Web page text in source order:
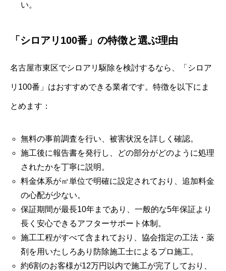
い。
「シロアリ100番」の特徴と選ぶ理由
名古屋市東区でシロアリ駆除を検討するなら、「シロア
リ100番」はおすすめできる業者です。特徴を以下にま
とめます：
無料の事前調査を行い、被害状況を詳しく確認。
施工後に報告書を発行し、どの部分がどのように処理
されたかを丁寧に説明。
料金体系が㎡単位で明確に設定されており、追加料金
の心配が少ない。
保証期間が最長10年まであり、一般的な5年保証より
長く安心できるアフターサポート体制。
施工工程がすべて含まれており、協会指定の工法・薬
剤を用いたしろあり防除施工士によるプロ施工。
約6割のお客様が12万円以内で施工が完了しており、